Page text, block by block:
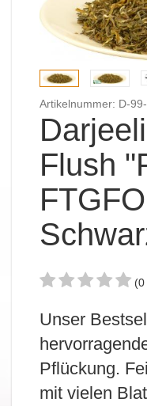
Artikelnummer: D-
Flush
(0
Unser
Pflückung.
mit vielen